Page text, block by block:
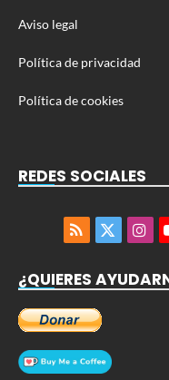
Aviso legal
Política de privacidad
Política de cookies
REDES SOCIALES
RSS
X
¿QUIERES